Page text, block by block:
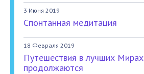
3 Июня 2019
Спонтанная медитация
18 Февраля 2019
Путешествия в лучших Мирах
продолжаются